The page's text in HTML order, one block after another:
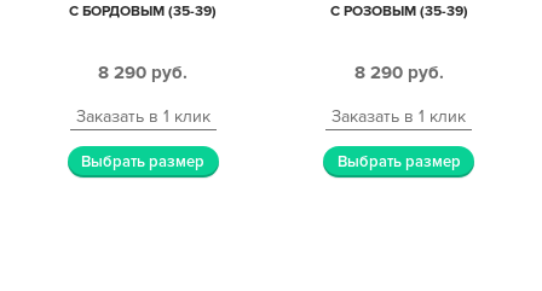
С БОРДОВЫМ (35-39)
8 290 руб.
Заказать в 1 клик
Выбрать размер
С РОЗОВЫМ (35-39)
8 290 руб.
Заказать в 1 клик
Выбрать размер